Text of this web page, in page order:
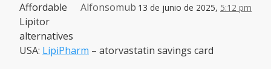
Alfonsomub 13 de junio de 2025, 5:12 pm
Affordable
Lipitor
alternatives
USA: LipiPharm – atorvastatin savings card